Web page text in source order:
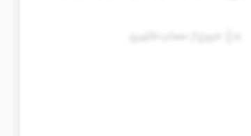
خروج از حساب کاربری